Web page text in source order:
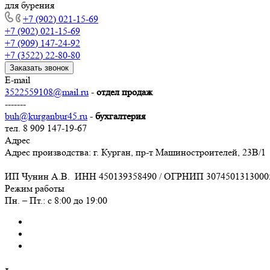
для бурения
+7 (902) 021-15-69
+7 (902) 021-15-69
+7 (909) 147-24-92
+7 (3522) 22-80-80
Заказать звонок
E-mail
3522559108@mail.ru - отдел продаж
-------
buh@kurganbur45.ru - бухгалтерия
тел. 8 909 147-19-67
Адрес
Адрес производства: г. Курган, пр-т Машиностроителей, 23В/1
ИП Чунин А.В. ИНН 450139358490 / ОГРНИП
Режим работы
Пн. – Пт.: с 8:00 до 19:00